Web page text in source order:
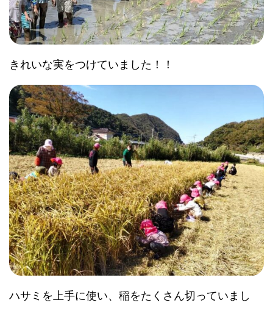
きれいな実をつけていました！！
ハサミを上手に使い、稲をたくさん切っていまし